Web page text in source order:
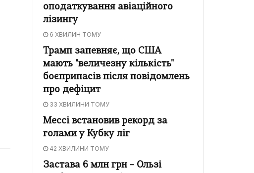
оподаткування авіаційного
лізингу
6 ХВИЛИН ТОМУ
Трамп запевняє, що США
мають "величезну кількість"
боєприпасів після повідомлень
про дефіцит
33 ХВИЛИНИ ТОМУ
Мессі встановив рекорд за
голами у Кубку ліг
42 ХВИЛИНИ ТОМУ
Застава 6 млн грн – Ользі